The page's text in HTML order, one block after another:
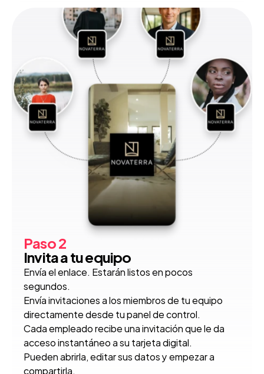
Paso 2
Invita a tu equipo
Envía el enlace. Estarán listos en pocos
segundos.
Envía invitaciones a los miembros de tu equipo
directamente desde tu panel de control.
Cada empleado recibe una invitación que le da
acceso instantáneo a su tarjeta digital.
Pueden abrirla, editar sus datos y empezar a
compartirla.